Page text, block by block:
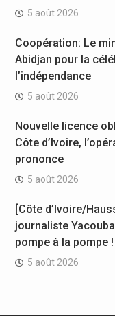
5 août 2026
Coopération: Le
Abidjan pour la
l’indépendance
5 août 2026
Nouvelle licence
Côte d’Ivoire,
prononce
5 août 2026
[Côte d’Ivoire/
journaliste
pompe à la pompe !
5 août 2026